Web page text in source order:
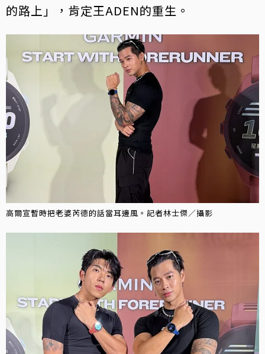
的路上」，肯定王ADEN的重生。
高爾宣暫時把老婆芮德的話當耳邊風。記者林士傑／攝影